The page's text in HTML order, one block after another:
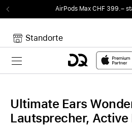
399.– statt CHF 499.–
Standorte
Toggle navigation
Ultimate Ears
Lautsprecher, Active